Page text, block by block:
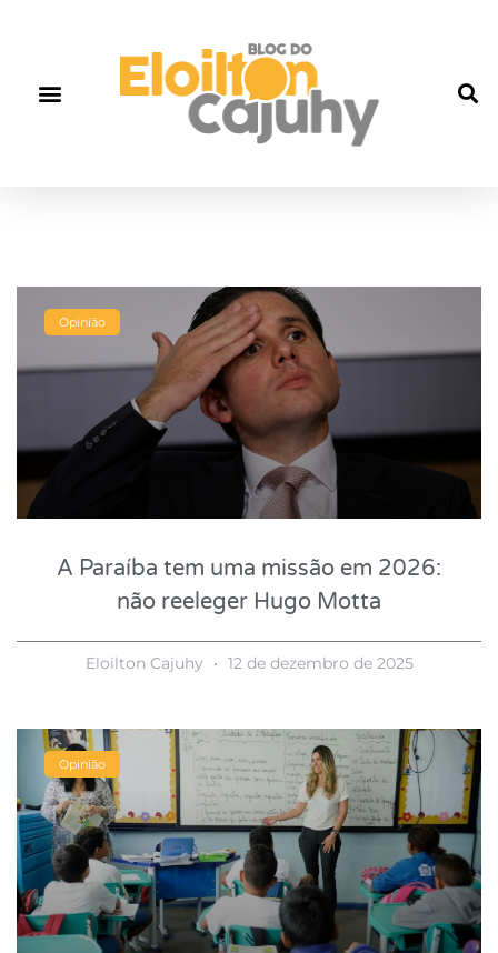
Opinião
A Paraíba tem uma missão em 2026:
não reeleger Hugo Motta
Eloilton Cajuhy 12 de dezembro de 2025
Opinião